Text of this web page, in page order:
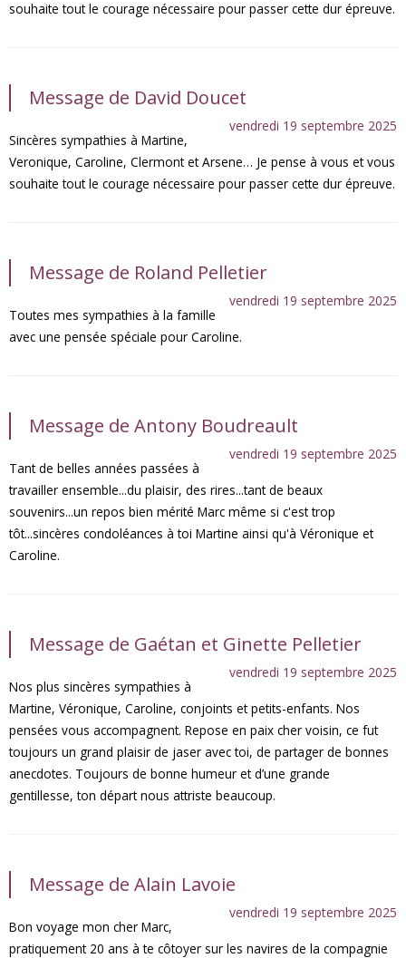
souhaite tout le courage nécessaire pour passer cette dur épreuve.
Message de David Doucet
vendredi 19 septembre 2025
Sincères sympathies à Martine,
Veronique, Caroline, Clermont et Arsene… Je pense à vous et vous
souhaite tout le courage nécessaire pour passer cette dur épreuve.
Message de Roland Pelletier
vendredi 19 septembre 2025
Toutes mes sympathies à la famille
avec une pensée spéciale pour Caroline.
Message de Antony Boudreault
vendredi 19 septembre 2025
Tant de belles années passées à
travailler ensemble...du plaisir, des rires...tant de beaux
souvenirs...un repos bien mérité Marc même si c'est trop
tôt...sincères condoléances à toi Martine ainsi qu'à Véronique et
Caroline.
Message de Gaétan et Ginette Pelletier
vendredi 19 septembre 2025
Nos plus sincères sympathies à
Martine, Véronique, Caroline, conjoints et petits-enfants. Nos
pensées vous accompagnent. Repose en paix cher voisin, ce fut
toujours un grand plaisir de jaser avec toi, de partager de bonnes
anecdotes. Toujours de bonne humeur et d’une grande
gentillesse, ton départ nous attriste beaucoup.
Message de Alain Lavoie
vendredi 19 septembre 2025
Bon voyage mon cher Marc,
pratiquement 20 ans à te côtoyer sur les navires de la compagnie